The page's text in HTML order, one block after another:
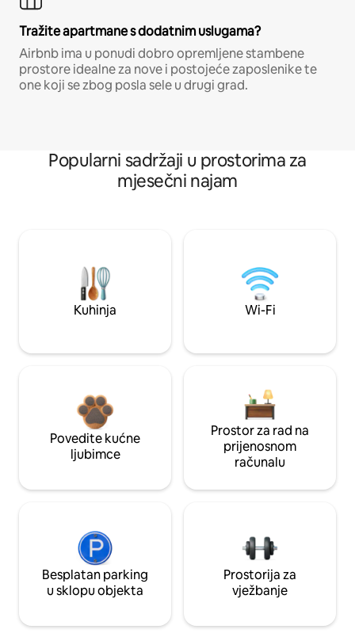
Tražite apartmane s dodatnim uslugama?
Airbnb ima u ponudi dobro opremljene stambene
prostore idealne za nove i postojeće zaposlenike te
one koji se zbog posla sele u drugi grad.
Popularni sadržaji u prostorima za
mjesečni najam
Kuhinja Wi-Fi
Povedite kućne
ljubimce
Prostor za rad na
prijenosnom
računalu
Besplatan parking
u sklopu objekta
Prostorija za
vježbanje